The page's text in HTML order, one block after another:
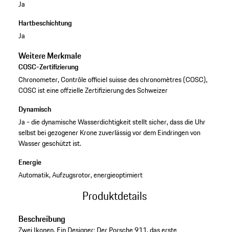
Ja
Hartbeschichtung
Ja
Weitere Merkmale
COSC-Zertifizierung
Chronometer, Contrôle officiel suisse des chronomètres (COSC),
COSC ist eine offzielle Zertifizierung des Schweizer
Dynamisch
Ja - die dynamische Wasserdichtigkeit stellt sicher, dass die Uhr
selbst bei gezogener Krone zuverlässig vor dem Eindringen von
Wasser geschützt ist.
Energie
Automatik, Aufzugsrotor, energieoptimiert
Produktdetails
Beschreibung
Zwei Ikonen. Ein Designer: Der Porsche 911, das erste